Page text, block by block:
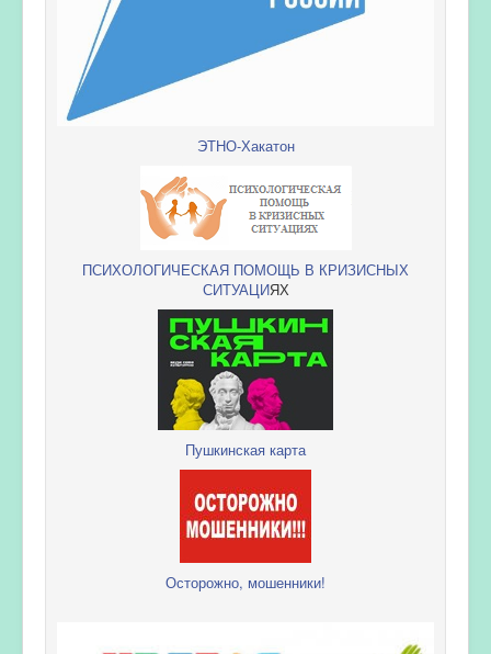
ЭТНО-Хакатон
ПСИХОЛОГИЧЕСКАЯ ПОМОЩЬ В КРИЗИСНЫХ
СИТУАЦИЯХ
Пушкинская карта
Осторожно, мошенники!